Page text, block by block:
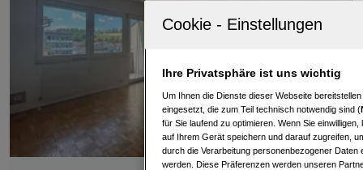
Ihre Privatsphäre ist uns wichtig
Um Ihnen die Dienste dieser Webseite
eingesetzt, die zum Teil technisch notwendig sind (
für Sie laufend zu optimieren. Wenn Sie
auf Ihrem Gerät speichern und darauf zugreifen,
durch die Verarbeitung personenbezogener
werden. Diese Präferenzen werden unseren